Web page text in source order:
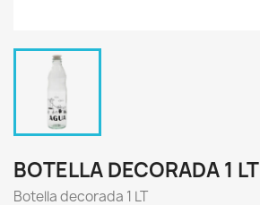
BOTELLA DECORADA 1 LT
Botella decorada 1 LT